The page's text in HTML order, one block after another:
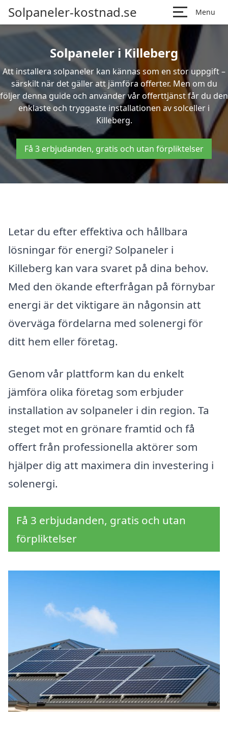
Solpaneler-kostnad.se Menu
Solpaneler i Killeberg
Att installera solpaneler kan kännas som en stor uppgift –
särskilt när det gäller att jämföra offerter. Men om du
följer denna guide och använder vår offerttjänst får du den
enklaste och tryggaste installationen av solceller i
Killeberg.
Få 3 erbjudanden, gratis och utan förpliktelser
Letar du efter effektiva och hållbara
lösningar för energi? Solpaneler i
Killeberg kan vara svaret på dina behov.
Med den ökande efterfrågan på förnybar
energi är det viktigare än någonsin att
överväga fördelarna med solenergi för
ditt hem eller företag.
Genom vår plattform kan du enkelt
jämföra olika företag som erbjuder
installation av solpaneler i din region. Ta
steget mot en grönare framtid och få
offert från professionella aktörer som
hjälper dig att maximera din investering i
solenergi.
Få 3 erbjudanden, gratis och utan
förpliktelser